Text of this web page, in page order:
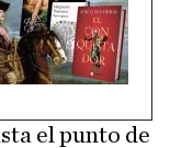
el punto de